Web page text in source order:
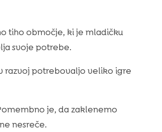
tiho območje, ki je mladičku
svoje potrebe.
razvoj potrebovaljo veliko igre
je, da zaklenemo
nesreče.